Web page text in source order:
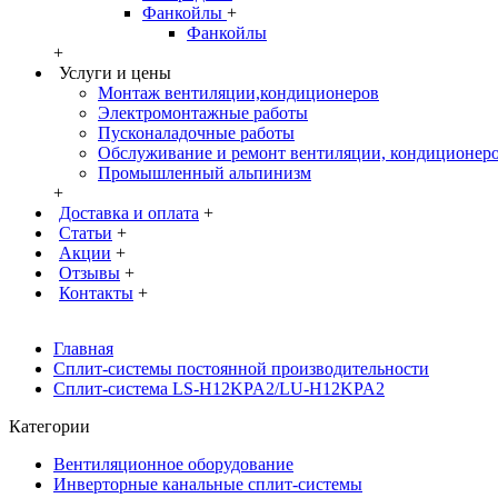
Фанкойлы +
Фанкойлы
+
Услуги и цены
Монтаж вентиляции,кондиционеров
Электромонтажные работы
Пусконаладочные работы
Обслуживание и ремонт вентиляции,
Промышленный альпинизм
+
Доставка и оплата +
Статьи +
Акции +
Отзывы +
Контакты +
Главная
Сплит-системы постоянной производительности
Сплит-система LS-H12KPA2/LU-H12KPA2
Категории
Вентиляционное оборудование
Инверторные канальные сплит-системы